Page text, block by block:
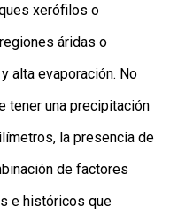
xerófilos o
áridas o
alta evaporación. No
tener una precipitación
la presencia de
de factores
e históricos que